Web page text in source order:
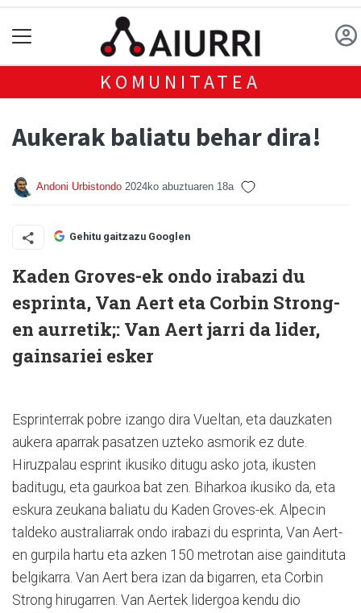
KOMUNITATEA
Aukerak baliatu behar dira!
Andoni Urbistondo 2024ko abuztuaren 18a
Gehitu gaitzazu Googlen
Kaden Groves-ek ondo irabazi du
esprinta, Van Aert eta Corbin Strong-
en aurretik;: Van Aert jarri da lider,
gainsariei esker
Esprinterrak pobre izango dira Vueltan, eta dauzkaten
aukera aparrak pasatzen uzteko asmorik ez dute.
Hiruzpalau esprint ikusiko ditugu asko jota, ikusten
baditugu, eta gaurkoa bat zen. Biharkoa ikusiko da, eta
eskura zeukana baliatu du Kaden Groves-ek. Alpecin
taldeko australiarrak ondo irabazi du esprinta, Van Aert-
en gurpila hartu eta azken 150 metrotan aise gaindituta
belgikarra. Van Aert bera izan da bigarren, eta Corbin
Strong hirugarren. Van Aertek lidergoa kendu dio